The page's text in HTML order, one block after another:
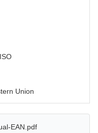
Union
EAN.pdf